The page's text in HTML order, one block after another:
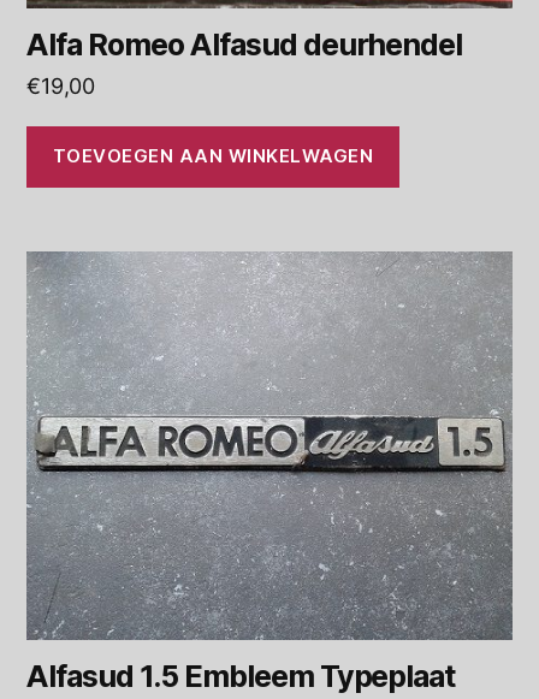
Alfa Romeo Alfasud deurhendel
€19,00
TOEVOEGEN AAN WINKELWAGEN
Alfasud 1.5 Embleem Typeplaat